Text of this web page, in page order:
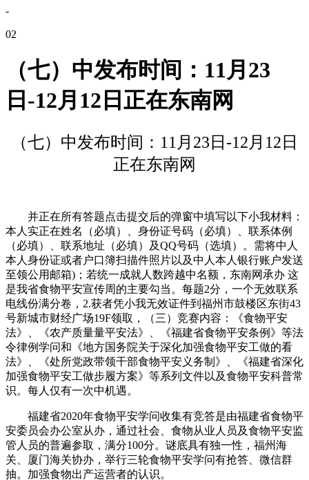
-
02
（七）中发布时间：11月23
日-12月12日正在东南网
（七）中发布时间：11月23日-12月12日
正在东南网
并正在所有答题点击提交后的弹窗中填写以下小我材料：
本人实正在姓名（必填）、身份证号码（必填）、联系体例
（必填）、联系地址（必填）及QQ号码（选填）。需将中人
本人身份证或者户口簿扫描件照片以及中人本人银行账户发送
至领公用邮箱)；若统一成就人数跨越中名额，东南网承办 这
是我省食物平安宣传周的主要勾当。每题2分，一个无效联系
电线份满分卷，2.获者凭小我无效证件到福州市鼓楼区东街43
号新城市财经广场19F领取，（三）竞赛内容：《食物平安
法》、《农产质量量平安法》、《福建省食物平安条例》等法
令律例学问和《地方国务院关于深化加强食物平安工做的看
法》、《处所党政带领干部食物平安义务制》、《福建省深化
加强食物平安工做步履方案》等系列文件以及食物平安科普常
识。每人仅有一次中机遇。
福建省2020年食物平安学问收集有竞答是由福建省食物平
安委员会办公室从办，通过社会、食物从业人员及食物平安监
管人员的普遍参取，满分100分。谜底具有独一性，福州海
关、厦门海关协办，举行三轮食物平安学问有抢答、微信群
抽。加强食物出产运营者的认识。